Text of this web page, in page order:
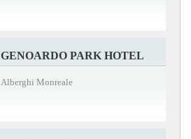
GENOARDO PARK HOTEL
Alberghi Monreale